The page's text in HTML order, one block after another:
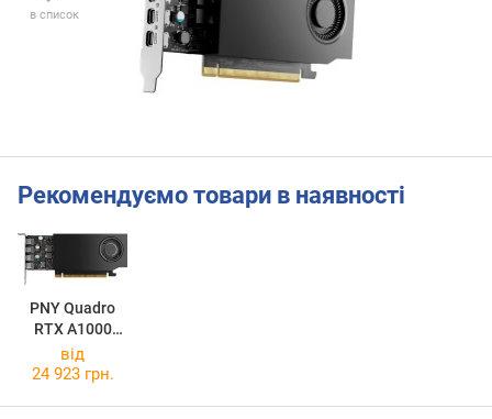
в список
Рекомендуємо товари в наявності
PNY Quadro
RTX A1000
VCNRTXA1000
-SB
від
24 923 грн.